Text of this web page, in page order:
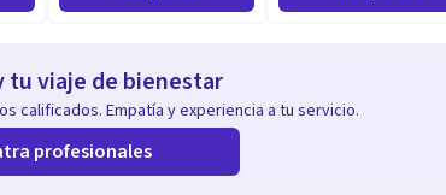
tu viaje de bienestar
calificados. Empatía y experiencia a tu servicio.
profesionales